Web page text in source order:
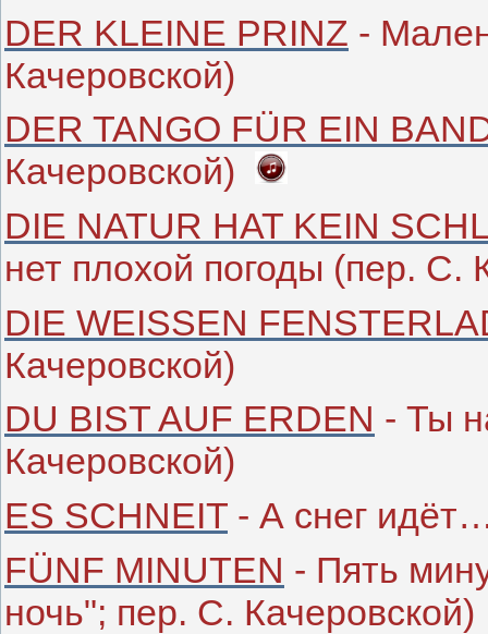
DER KLEINE PRINZ -
Качеровской)
DER TANGO FÜR EIN
Качеровской)
DIE NATUR HAT KEIN
нет плохой погоды (пер. С.
DIE WEISSEN
Качеровской)
DU BIST AUF ERDEN - Ты
Качеровской)
ES SCHNEIT - А снег
FÜNF MINUTEN - Пять
ночь"; пер. С. Качеровской)